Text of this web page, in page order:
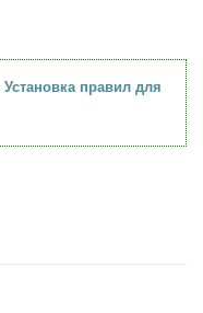
Установка правил для